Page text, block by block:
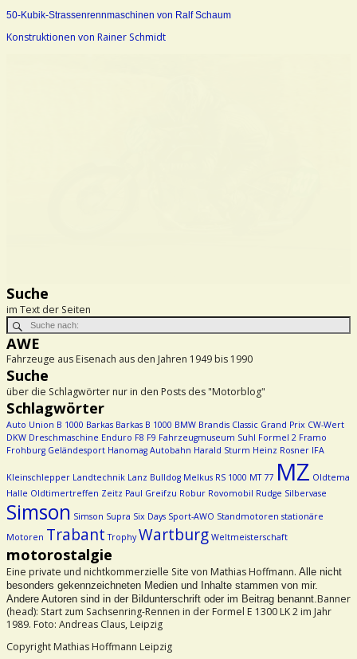
50-Kubik-Strassenrennmaschinen von Ralf Schaum
Konstruktionen von Rainer Schmidt
Suche
im Text der Seiten
AWE
Fahrzeuge aus Eisenach aus den Jahren 1949 bis 1990
Suche
über die Schlagwörter nur in den Posts des "Motorblog"
Schlagwörter
Auto Union B 1000 Barkas Barkas B 1000 BMW Brandis Classic Grand Prix CW-Wert
DKW Dreschmaschine Enduro F8 F9 Fahrzeugmuseum Suhl Formel 2 Framo
Frohburg Geländesport Hanomag Autobahn Harald Sturm Heinz Rosner IFA
Kleinschlepper Landtechnik Lanz Bulldog Melkus RS 1000 MT 77 MZ Oldtema
Halle Oldtimertreffen Zeitz Paul Greifzu Robur Rovomobil Rudge Silbervase
Simson Simson Supra Six Days Sport-AWO Standmotoren stationäre
Motoren Trabant Trophy Wartburg Weltmeisterschaft
motorostalgie
Eine private und nichtkommerzielle Site von Mathias Hoffmann. Alle nicht
besonders gekennzeichneten Medien und Inhalte stammen von mir.
Andere Autoren sind in der Bildunterschrift oder im Beitrag benannt. Banner
(head): Start zum Sachsenring-Rennen in der Formel E 1300 LK 2 im Jahr
1989. Foto: Andreas Claus, Leipzig
Copyright Mathias Hoffmann Leipzig